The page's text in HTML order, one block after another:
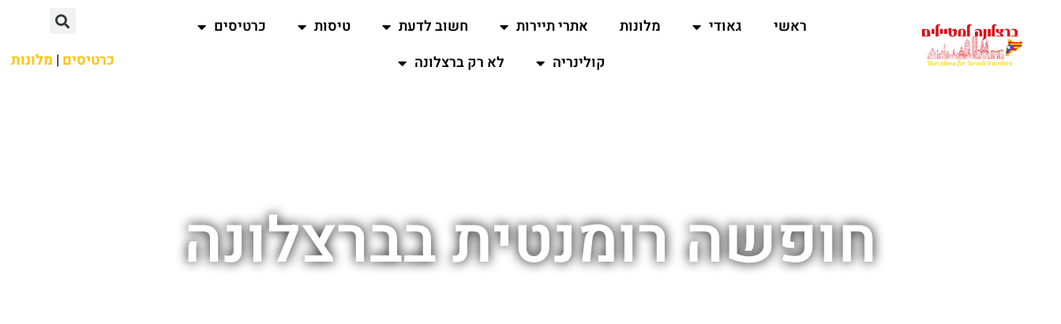
ראשי גאודי מלונות אתרי תיירות חשוב לדעת טיסות
כרטיסים
קולינריה
לא רק ברצלונה כרטיסים | מלונות
חופשה רומנטית בברצלונה